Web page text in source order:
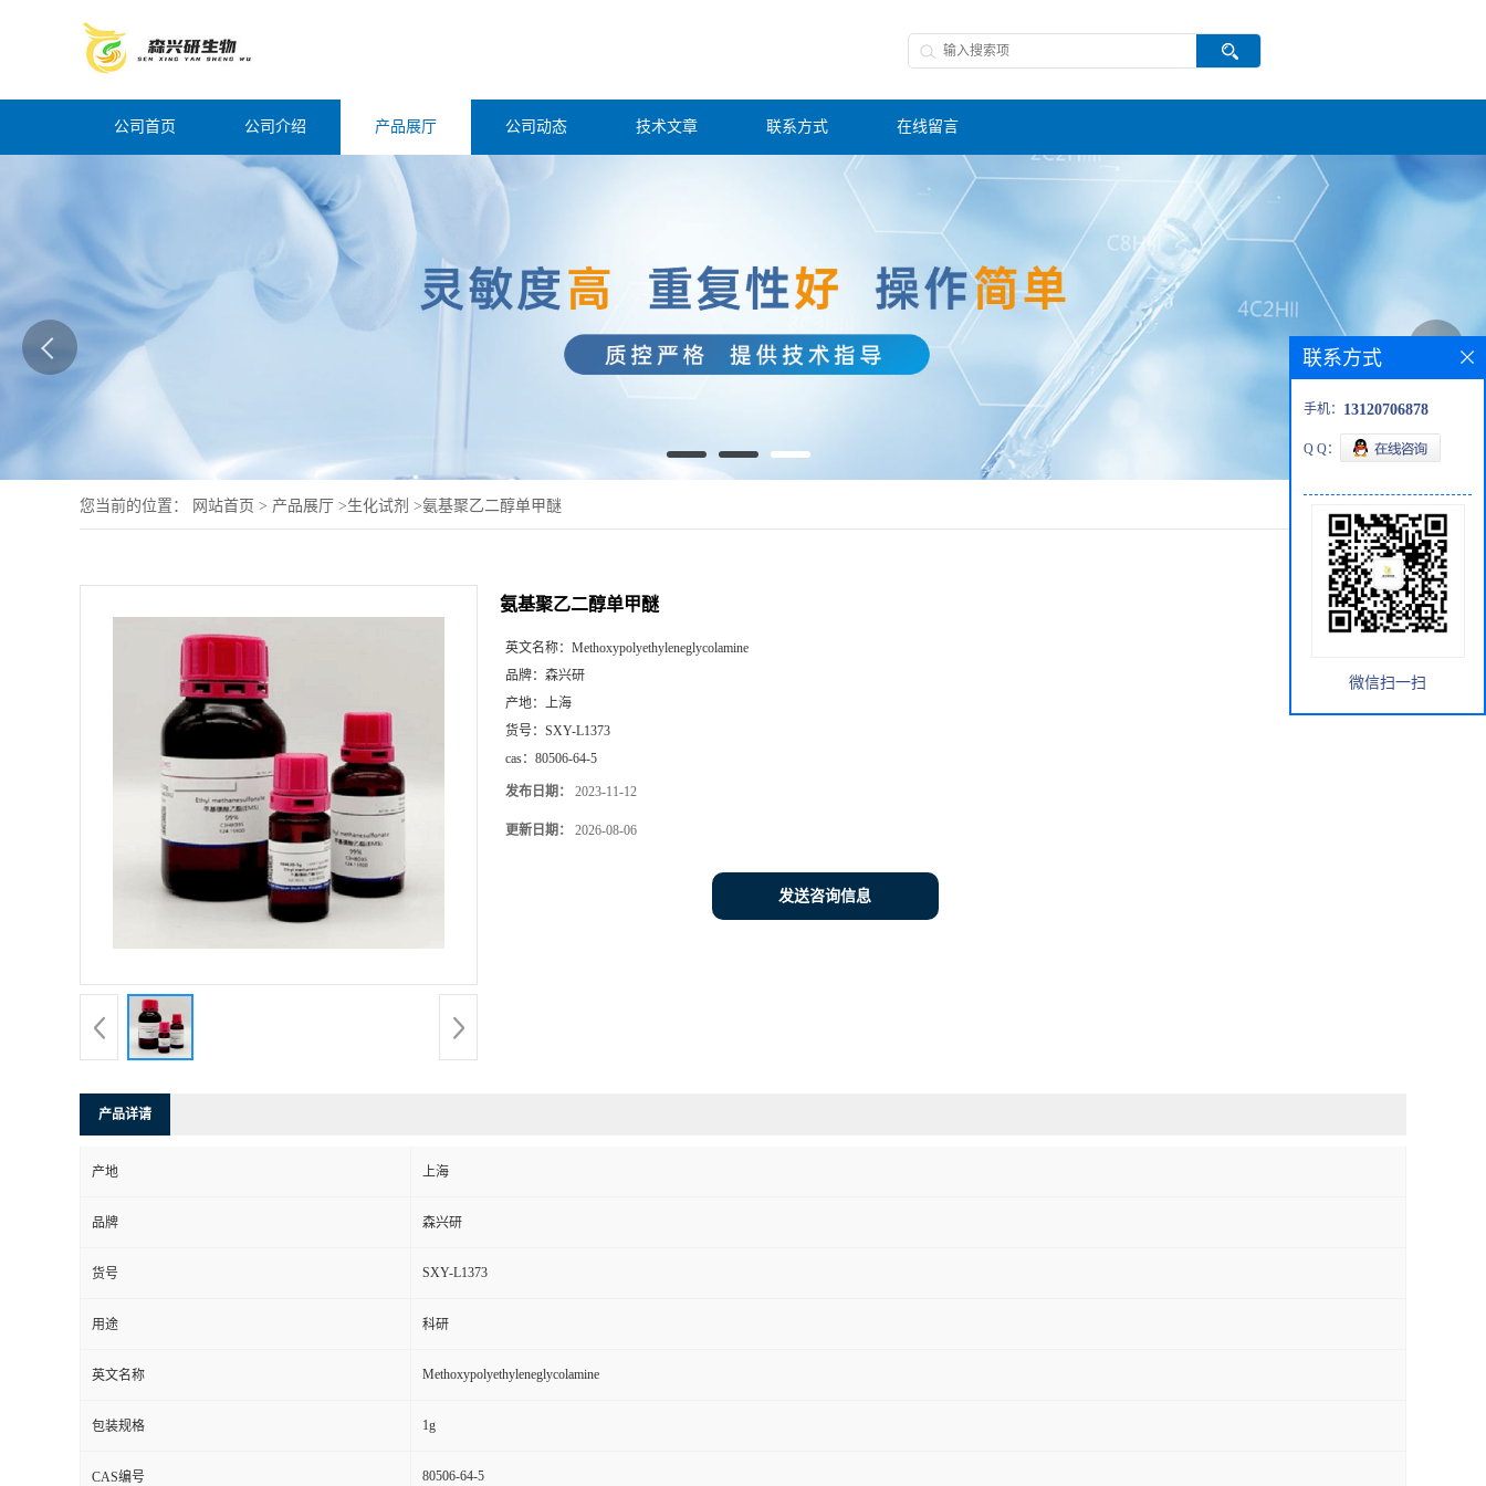
公司首页 公司介绍 产品展厅 公司动态 技术文章 联系方式 在线留言
您当前的位置： 网站首页 > 产品展厅 >生化试剂 >氨基聚乙二醇单甲醚
氨基聚乙二醇单甲醚
英文名称： Methoxypolyethyleneglycolamine
品牌： 森兴研
产地： 上海
货号： SXY-L1373
cas： 80506-64-5
发布日期： 2023-11-12
更新日期： 2026-08-06
发送咨询信息
产品详请
产地 上海
品牌 森兴研
货号 SXY-L1373
用途 科研
英文名称 Methoxypolyethyleneglycolamine
包装规格 1g
CAS编号 80506-64-5
联系方式
手机： 13120706878
Q Q：
微信扫一扫